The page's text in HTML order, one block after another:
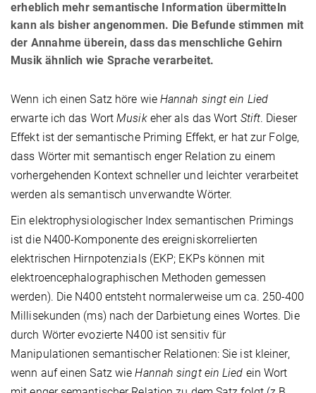
erheblich mehr semantische Information übermitteln
kann als bisher angenommen. Die Befunde stimmen mit
der Annahme überein, dass das menschliche Gehirn
Musik ähnlich wie Sprache verarbeitet.
Wenn ich einen Satz höre wie Hannah singt ein Lied
erwarte ich das WortMusikeher als das Wort Stift. Dieser
Effekt ist der semantische Priming Effekt, er hat zur Folge,
dass Wörter mit semantisch enger Relation zu einem
vorhergehenden Kontext schneller und leichter verarbeitet
werden als semantisch unverwandte Wörter.
Ein elektrophysiologischer Index semantischen Primings
ist die N400-Komponente des ereigniskorrelierten
elektrischen Hirnpotenzials (EKP; EKPs können mit
elektroencephalographischen Methoden gemessen
werden). Die N400 entsteht normalerweise um ca. 250-400
Millisekunden (ms) nach der Darbietung eines Wortes. Die
durch Wörter evozierte N400 ist sensitiv für
Manipulationen semantischer Relationen: Sie ist kleiner,
wenn auf einen Satz wieHannah singt ein Lied ein Wort